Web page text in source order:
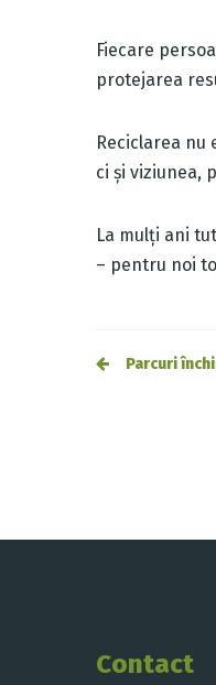
Fiecare
protejarea
Reciclarea
ci și viziunea,
La mulți ani
– pentru noi
Post
Parcuri
Contact